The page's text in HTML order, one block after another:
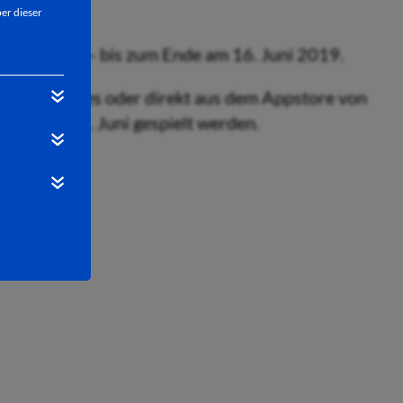
dieser
– bis zum Ende am 16. Juni 2019.
QR-Codes oder direkt aus dem Appstore von
ab dem 7. Juni gespielt werden.